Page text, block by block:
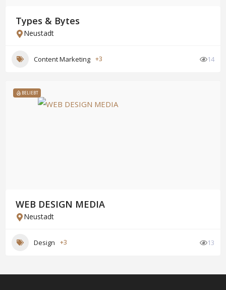
Types & Bytes
Neustadt
Content Marketing +3 14
BELIEBT
WEB DESIGN MEDIA
Neustadt
Design +3 13